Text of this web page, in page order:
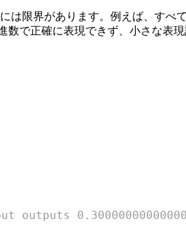
は限界があります。例えば、す
で正確に表現できず、小さな表現
outputs